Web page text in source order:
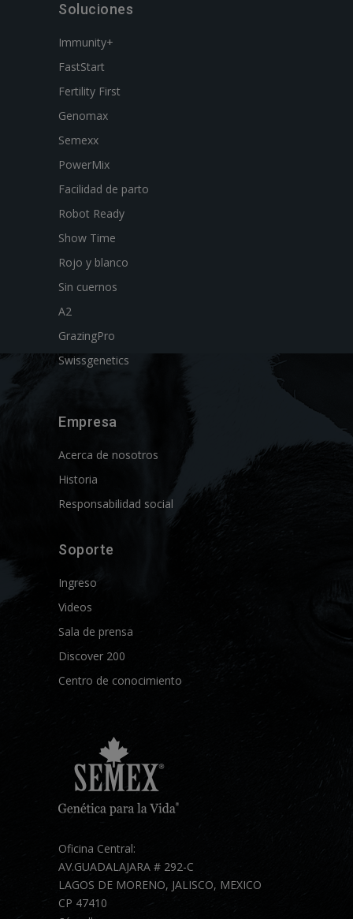
Soluciones
Immunity+
FastStart
Fertility First
Genomax
Semexx
PowerMix
Facilidad de parto
Robot Ready
Show Time
Rojo y blanco
Sin cuernos
A2
GrazingPro
Swissgenetics
Empresa
Acerca de nosotros
Historia
Responsabilidad social
Soporte
Ingreso
Videos
Sala de prensa
Discover 200
Centro de conocimiento
Oficina Central:
AV.GUADALAJARA # 292-C
LAGOS DE MORENO, JALISCO, MEXICO
CP 47410